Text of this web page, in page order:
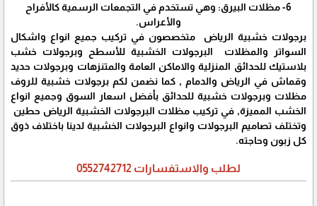
6- مظلات البيرق: وهي تستخدم في التجمعات الرسمية كالأفراح
والأعراس.
برجولات خشبية الرياض متخصصون في تركيب جميع انواع واشكال
السواتر والمظلات البرجولات الخشبية للأسطح وبرجولات خشب
بلاستيك للحدائق المنزلية والاماكن العامة والمتنزهات وبرجولات حديد
وقماش في الرياض والدمام , كما نضمن لكم برجولات خشبية للروف
مظلات وبرجولات خشبية للحدائق بأفضل اسعار السوق وجميع انواع
الخشب المميزة, في تركيب مظلات البرجولات الخشبية الرياض حطين
وتختلف تصاميم البرجولات وانواع البرجولات الخشبية لدينا باختلاف ذوق
كل زبون وحاجته.
لطلب والاستفسارات 0552742712